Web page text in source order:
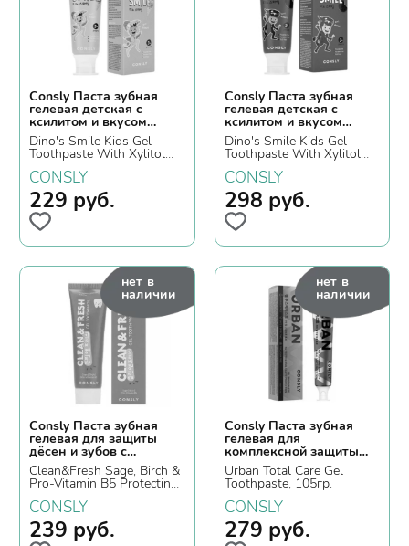
Consly Паста зубная
гелевая детская c
ксилитом и вкусом
пломбира
Dino's Smile Kids Gel
Toothpaste With Xylitol
And Ice Cream, 60гр.
CONSLY
229 руб.
Consly Паста зубная
гелевая детская c
ксилитом и вкусом
шоколадного печенья
Dino's Smile Kids Gel
Toothpaste With Xylitol
And Chocolate Cookie,
60гр.
CONSLY
298 руб.
нет в
наличии
Consly Паста зубная
гелевая для защиты
дёсен и зубов с
экстрактами шалфея,
березы и провитамином
B5
Clean&Fresh Sage, Birch &
Pro-Vitamin B5 Protecting
Gel Toothpaste, 105гр.
CONSLY
239 руб.
нет в
наличии
Consly Паста зубная
гелевая для
комплексной защиты
зубов
Urban Total Care Gel
Toothpaste, 105гр.
CONSLY
279 руб.